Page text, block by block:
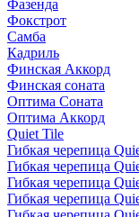
Фазенда
Фокстрот
Самба
Кадриль
Финская Аккорд
Финская соната
Оптима Соната
Оптима Аккорд
Quiet Tile
Гибкая черепица
Гибкая черепица
Гибкая черепица
Гибкая черепица